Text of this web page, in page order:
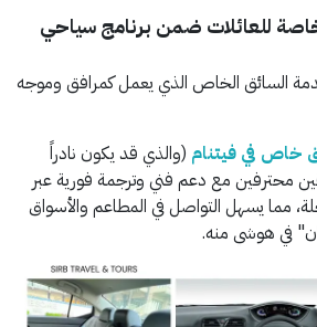
للعائلات ضمن برنامج سياحي
السائق الخاص الذي يعمل كمرافق وموجه
خاص في فيتنام (والذي قد يكون نادراً
محترفين مع دعم فني وترجمة فورية عبر
مما يسهل التواصل في المطاعم والأسواق
في هوشي منه.